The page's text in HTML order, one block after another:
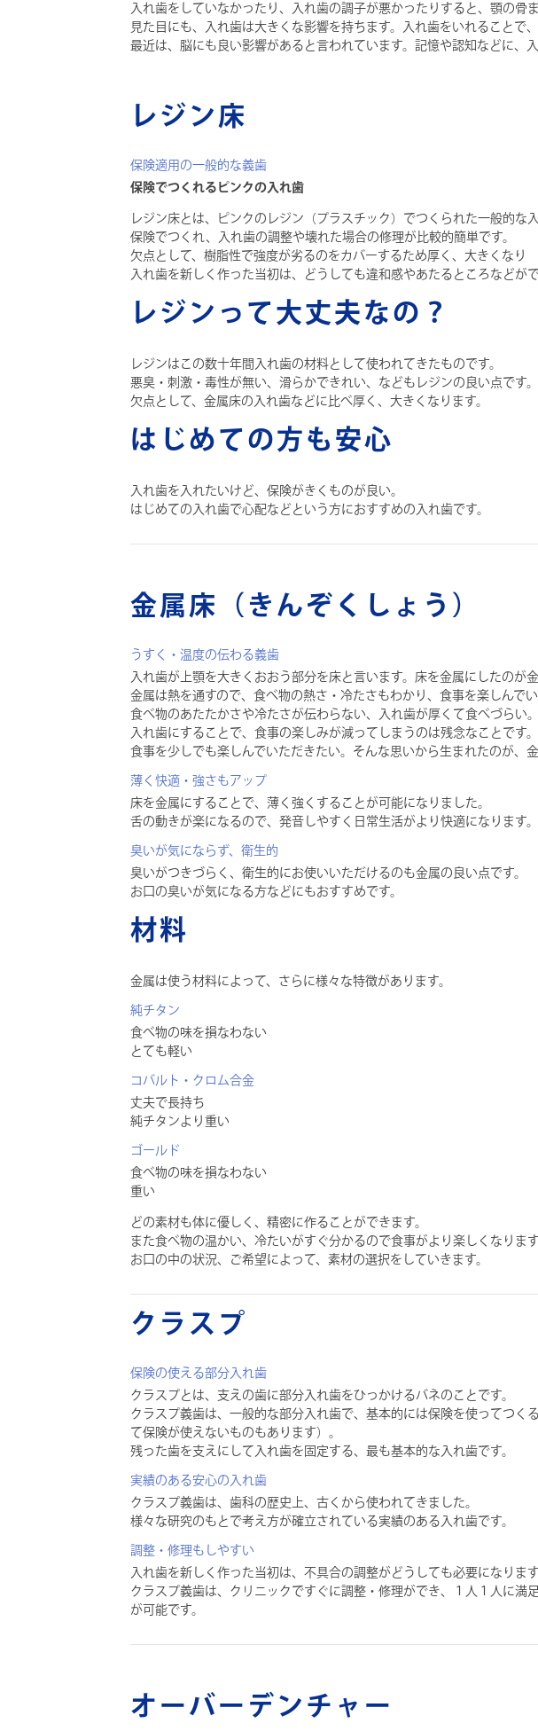
入れ歯をしていなかったり、入れ歯の調子が悪かったりすると、顎の骨
見た目にも、入れ歯は大きくな影響を持ちます。入れ歯をいれることで
最近は、脳にも良い影響があると言われています。記憶や認知などに、
レジン床
保険適用の一般的な義歯
保険でつくれるピンクの入れ歯
レジン床とは、ピンクのレジン（プラスチック）でつくられた一般的な入
保険でつくれ、入れ歯の調整や壊れた場合の修理が比較的簡単です。
欠点として、樹脂性で強度が劣るのをカバーするため厚く、大きくなり
入れ歯を新しく作った当初は、どうしても違和感やあたるところなどがで
レジンって大丈夫なの？
レジンはこの数十年間入れ歯の材料として使われてきたものです。
悪臭・刺激・毒性が無い、滑らかできれい、などもレジンの良い点です。
欠点として、金属床の入れ歯などに比べ厚く、大きくなります。
はじめての方も安心
入れ歯を入れたいけど、保険がきくものが良い。
はじめての入れ歯で心配などという方におすすめの入れ歯です。
金属床（きんぞくしょう）
うすく・温度の伝わる義歯
入れ歯が上顎を大きくおおう部分を床と言います。床を金属にしたのが
金属は熱を通すので、食べ物の熱さ・冷たさもわかり、食事を楽しんでい
食べ物のあたたかさや冷たさが伝わらない、入れ歯が厚くて食べづらい。
入れ歯にすることで、食事の楽しみが減ってしまうのは残念なことです。
食事を少しでも楽しんでいただきたい。そんな思いから生まれたのが、金
薄く快適・強さもアップ
床を金属にすることで、薄く強くすることが可能になりました。
舌の動きが楽になるので、発音しやすく日常生活がより快適になります。
臭いが気にならず、衛生的
臭いがつきづらく、衛生的にお使いいただけるのも金属の良い点です。
お口の臭いが気になる方などにもおすすめです。
材料
金属は使う材料によって、さらに様々な特徴があります。
純チタン
食べ物の味を損なわない
とても軽い
コバルト・クロム合金
丈夫で長持ち
純チタンより重い
ゴールド
食べ物の味を損なわない
重い
どの素材も体に優しく、精密に作ることができます。
また食べ物の温かい、冷たいがすぐ分かるので食事がより楽しくなります
お口の中の状況、ご希望によって、素材の選択をしていきます。
クラスプ
保険の使える部分入れ歯
クラスプとは、支えの歯に部分入れ歯をひっかけるバネのことです。
クラスプ義歯は、一般的な部分入れ歯で、基本的には保険を使ってつく
て保険が使えないものもあります）。
残った歯を支えにして入れ歯を固定する、最も基本的な入れ歯です。
実績のある安心の入れ歯
クラスプ義歯は、歯科の歴史上、古くから使われてきました。
様々な研究のもとで考え方が確立されている実績のある入れ歯です。
調整・修理もしやすい
入れ歯を新しく作った当初は、不具合の調整がどうしても必要になります
クラスプ義歯は、クリニックですぐに調整・修理ができ、１人１人に満
が可能です。
オーバーデンチャー